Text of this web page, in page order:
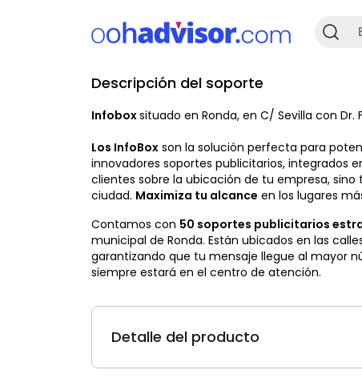
Disponible
Descripción del soporte
Infoboxsituado en Ronda, en C/ Sevilla con Dr.
Los InfoBox son la solución perfecta para
innovadores soportes publicitarios, integrados
clientes sobre la ubicación de tu empresa,
ciudad. Maximiza tu alcance en los lugares
Contamos con 50 soportes publicitarios
municipal de Ronda. Están ubicados en las
garantizando que tu mensaje llegue al mayor
siempre estará en el centro de atención.
Detalle del producto